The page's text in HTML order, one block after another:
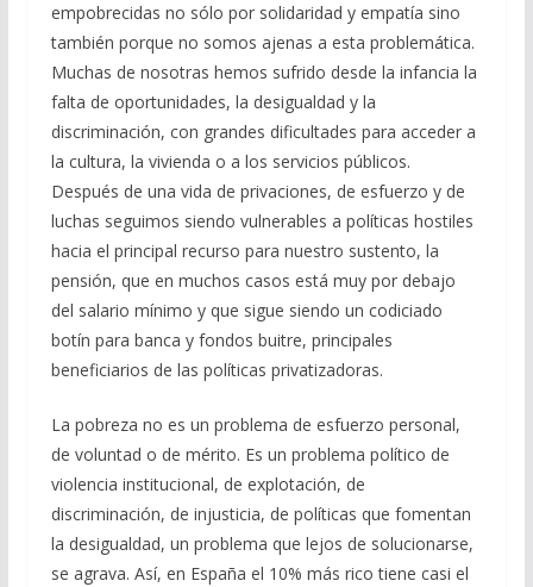
empobrecidas no sólo por solidaridad y empatía sino
también porque no somos ajenas a esta problemática.
Muchas de nosotras hemos sufrido desde la infancia la
falta de oportunidades, la desigualdad y la
discriminación, con grandes dificultades para acceder a
la cultura, la vivienda o a los servicios públicos.
Después de una vida de privaciones, de esfuerzo y de
luchas seguimos siendo vulnerables a políticas hostiles
hacia el principal recurso para nuestro sustento, la
pensión, que en muchos casos está muy por debajo
del salario mínimo y que sigue siendo un codiciado
botín para banca y fondos buitre, principales
beneficiarios de las políticas privatizadoras.
La pobreza no es un problema de esfuerzo personal,
de voluntad o de mérito. Es un problema político de
violencia institucional, de explotación, de
discriminación, de injusticia, de políticas que fomentan
la desigualdad, un problema que lejos de solucionarse,
se agrava. Así, en España el 10% más rico tiene casi el